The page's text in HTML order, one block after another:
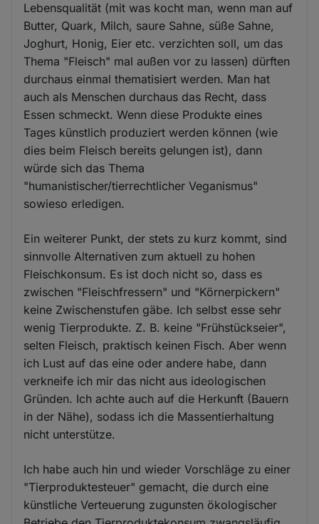
Lebensqualität (mit was kocht man, wenn man auf
Butter, Quark, Milch, saure Sahne, süße Sahne,
Joghurt, Honig, Eier etc. verzichten soll, um das
Thema "Fleisch" mal außen vor zu lassen) dürften
durchaus einmal thematisiert werden. Man hat
auch als Menschen durchaus das Recht, dass
Essen schmeckt. Wenn diese Produkte eines
Tages künstlich produziert werden können (wie
dies beim Fleisch bereits gelungen ist), dann
würde sich das Thema
"humanistischer/tierrechtlicher Veganismus"
sowieso erledigen.
Ein weiterer Punkt, der stets zu kurz kommt, sind
sinnvolle Alternativen zum aktuell zu hohen
Fleischkonsum. Es ist doch nicht so, dass es
zwischen "Fleischfressern" und "Körnerpickern"
keine Zwischenstufen gäbe. Ich selbst esse sehr
wenig Tierprodukte. Z. B. keine "Frühstückseier",
selten Fleisch, praktisch keinen Fisch. Aber wenn
ich Lust auf das eine oder andere habe, dann
verkneife ich mir das nicht aus ideologischen
Gründen. Ich achte auch auf die Herkunft (Bauern
in der Nähe), sodass ich die Massentierhaltung
nicht unterstütze.
Ich habe auch hin und wieder Vorschläge zu einer
"Tierproduktesteuer" gemacht, die durch eine
künstliche Verteuerung zugunsten ökologischer